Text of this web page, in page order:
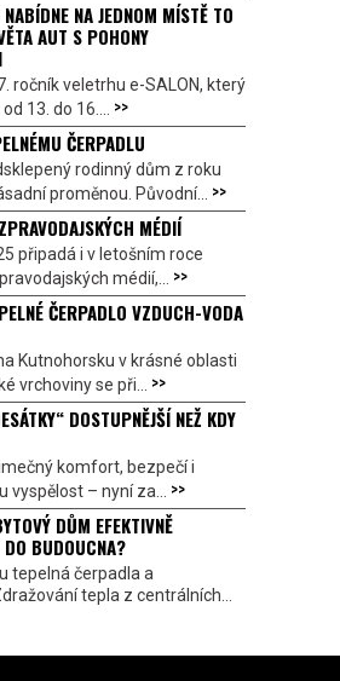
NA JEDNOM MÍSTĚ TO
AUT S POHONY
ročník veletrhu e-SALON, který
13. do 16.... >>
ČERPADLU
rodinný dům z roku
proměnou. Původní... >>
MÉDIÍ
připadá i v letošním roce
médií,... >>
ČERPADLO VZDUCH-VODA
Kutnohorsku v krásné oblasti
vrchoviny se při... >>
DOSTUPNĚJŠÍ NEŽ KDY
komfort, bezpečí i
vyspělost – nyní za... >>
DŮM EFEKTIVNĚ
BUDOUCNA?
tepelná čerpadla a
tepla z centrálních...